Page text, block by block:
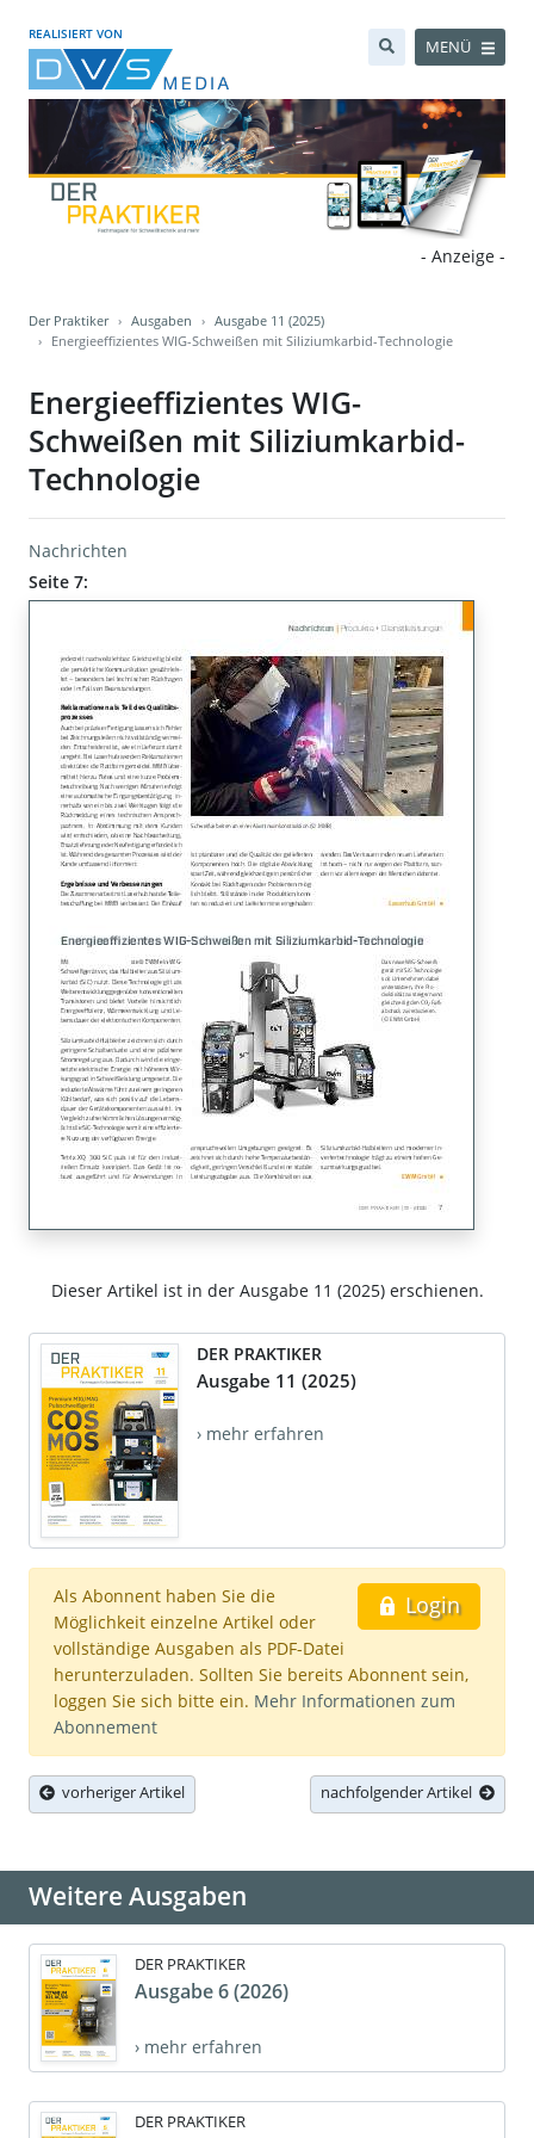
REALISIERT VON
MENÜ
- Anzeige -
Der Praktiker Ausgaben
Ausgabe 11 (2025)
Energieeffizientes WIG-Schweißen mit Siliziumkarbid-Technologie
Energieeffizientes WIG-
Schweißen mit Siliziumkarbid-
Technologie
Nachrichten
Seite 7:
Dieser Artikel ist in der Ausgabe 11 (2025) erschienen.
DER PRAKTIKER
Ausgabe 11 (2025)
› mehr erfahren
Login
Als Abonnent haben Sie die
Möglichkeit einzelne Artikel oder
vollständige Ausgaben als PDF-Datei
herunterzuladen. Sollten Sie bereits Abonnent sein,
loggen Sie sich bitte ein. Mehr Informationen zum
Abonnement
vorheriger Artikel nachfolgender Artikel
Weitere Ausgaben
DER PRAKTIKER
Ausgabe 6 (2026)
› mehr erfahren
DER PRAKTIKER